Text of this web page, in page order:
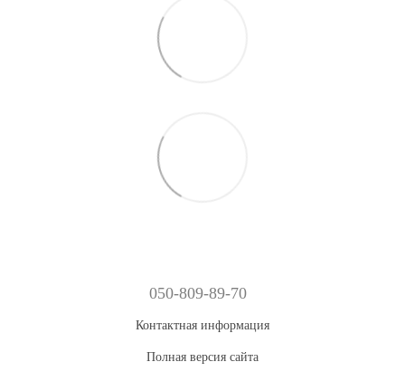
050-809-89-70
Контактная информация
Полная версия сайта